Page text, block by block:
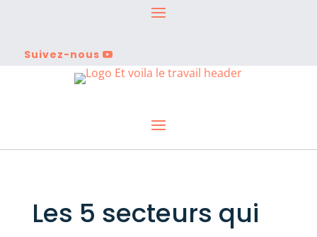
Suivez-nous
Les 5 secteurs qui